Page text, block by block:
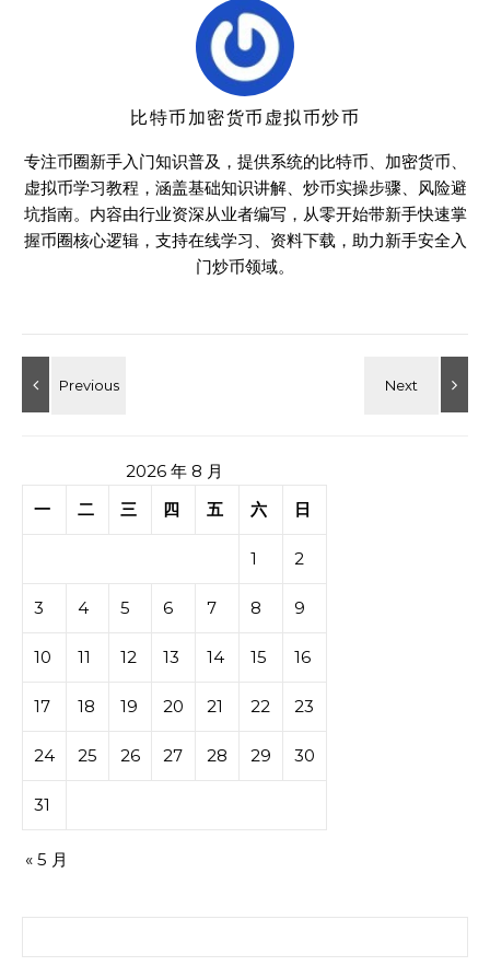
比特币加密货币虚拟币炒币
专注币圈新手入门知识普及，提供系统的比特币、加密货币、
虚拟币学习教程，涵盖基础知识讲解、炒币实操步骤、风险避
坑指南。内容由行业资深从业者编写，从零开始带新手快速掌
握币圈核心逻辑，支持在线学习、资料下载，助力新手安全入
门炒币领域。
2026 年 8 月
一
二 三 四 五 六 日
1 2
3 4 5 6 7 8 9
10 11 12 13 14 15 16
17 18 19 20 21 22 23
24 25 26 27 28 29 30
31
« 5 月